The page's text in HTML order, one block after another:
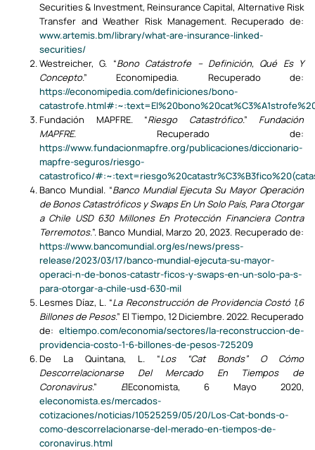
Securities & Investment, Reinsurance Capital, Alternative Risk
Transfer and Weather Risk Management. Recuperado de:
www.artemis.bm/library/what-are-insurance-linked-
securities/
Westreicher, G. “Bono Catástrofe – Definición, Qué Es Y
Concepto.” Economipedia. Recuperado de:
https://economipedia.com/definiciones/bono-
Fundación MAPFRE. “Riesgo Catastrófico.” Fundación
MAPFRE. Recuperado de:
https://www.fundacionmapfre.org/publicaciones/diccionario-
mapfre-seguros/riesgo-
catastrofico/
Banco Mundial. “Banco Mundial Ejecuta Su Mayor Operación
de Bonos Catastróficos y Swaps En Un Solo País, Para Otorgar
a Chile USD 630 Millones En Protección Financiera Contra
Terremotos.”. Banco Mundial, Marzo 20, 2023. Recuperado de:
https://www.bancomundial.org/es/news/press-
release/2023/03/17/banco-mundial-ejecuta-su-mayor-
operaci-n-de-bonos-catastr-ficos-y-swaps-en-un-solo-pa-s-
para-otorgar-a-chile-usd-630-mil
Lesmes Díaz, L. “La Reconstrucción de Providencia Costó 1,6
Billones de Pesos.” El Tiempo, 12 Diciembre. 2022. Recuperado
de: eltiempo.com/economia/sectores/la-reconstruccion-de-
providencia-costo-1-6-billones-de-pesos-725209
De La Quintana, L. “Los “Cat Bonds” O Cómo
Descorrelacionarse Del Mercado En Tiempos de
Coronavirus.” ElEconomista, 6 Mayo 2020,
eleconomista.es/mercados-
cotizaciones/noticias/10525259/05/20/Los-Cat-bonds-o-
como-descorrelacionarse-del-merado-en-tiempos-de-
coronavirus.html